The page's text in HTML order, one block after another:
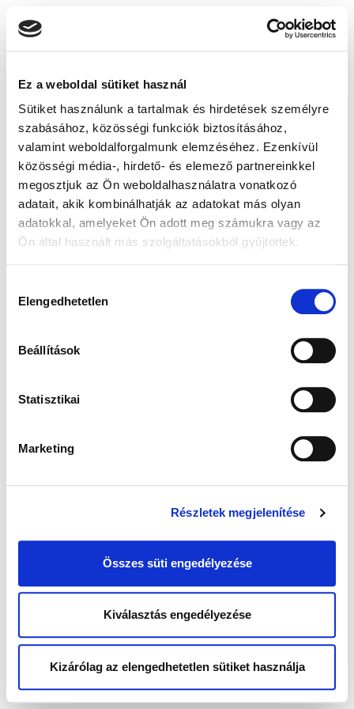
Ez a weboldal sütiket használ
Sütiket használunk a tartalmak és hirdetések személyre
szabásához, közösségi funkciók biztosításához,
valamint weboldalforgalmunk elemzéséhez. Ezenkívül
közösségi média-, hirdető- és elemező partnereinkkel
megosztjuk az Ön weboldalhasználatra vonatkozó
adatait, akik kombinálhatják az adatokat más olyan
adatokkal, amelyeket Ön adott meg számukra vagy az
Ön által használt más szolgáltatásokból gyűjtöttek.
kiválasztása
Elengedhetetlen
Beállítások
Statisztikai
Marketing
Részletek megjelenítése
Összes süti engedélyezése
Kiválasztás engedélyezése
Kizárólag az elengedhetetlen sütiket használja